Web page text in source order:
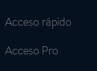
Acceso rápido
Acceso Pro